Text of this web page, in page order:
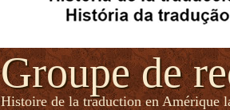
Groupe de
Histoire de la traduction en Amérique